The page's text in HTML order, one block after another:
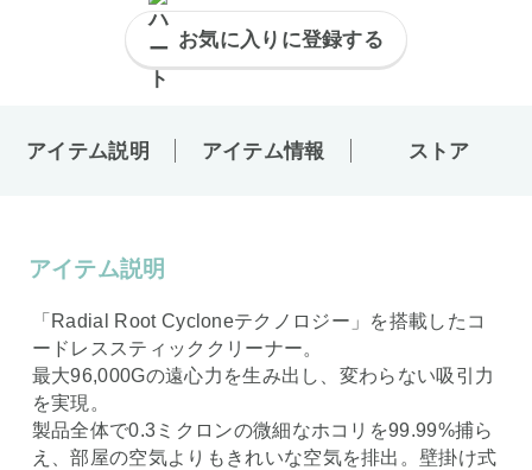
お気に入りに登録する
アイテム説明 アイテム情報 ストア
アイテム説明
「Radial Root Cycloneテクノロジー」を搭載したコ
ードレススティッククリーナー。
最大96,000Gの遠心力を生み出し、変わらない吸引力
を実現。
製品全体で0.3ミクロンの微細なホコリを99.99%捕ら
え、部屋の空気よりもきれいな空気を排出。壁掛け式